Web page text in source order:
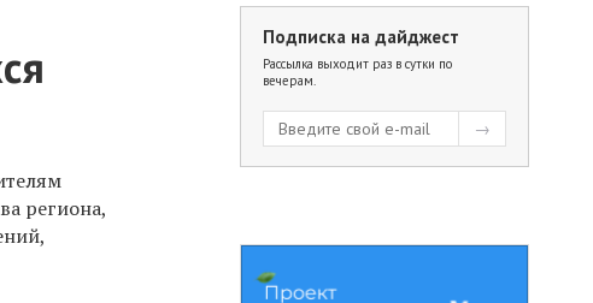
региона,
Подписка на дайджест
Рассылка выходит раз в сутки по
вечерам.